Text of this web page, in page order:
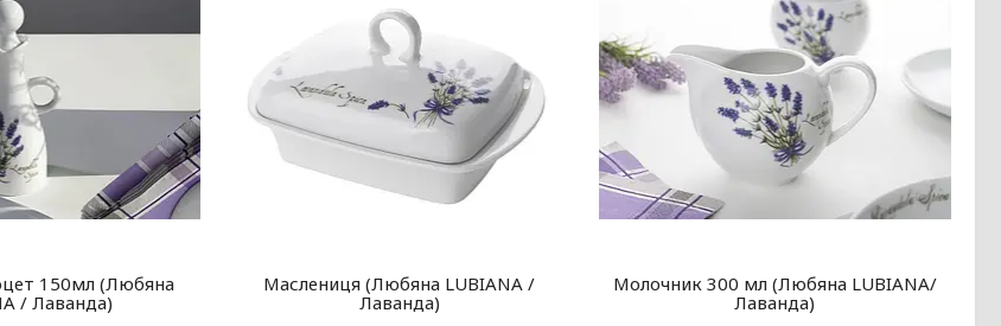
150мл (Любяна
/ Лаванда)
Маслениця (Любяна LUBIANA /
Лаванда)
Молочник 300 мл (Любяна LUBIANA/
Лаванда)